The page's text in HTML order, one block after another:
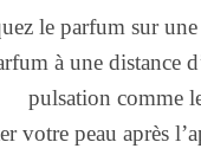
le parfum sur
à une distance
pulsation comme
votre peau après